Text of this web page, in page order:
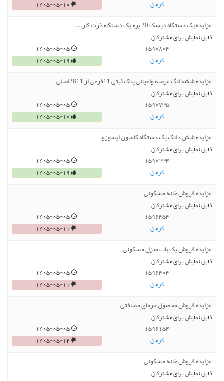
کرمان
1405-05-10
مزایده یک دستگاه دیسک 20 پره،یک دستگاه ذرت کار....
قابل نمایش برای مشترکان
1597873
کرمان
1405-05-05
1405-05-19
مزایده ششدانگ عرصه واعیانی پلاک ثبتی 11فرعی از 2811اصلی
قابل نمایش برای مشترکان
1597735
کرمان
1405-05-05
1405-05-17
مزایده شش دانگ یک دستگاه کامیون ایسوزو
قابل نمایش برای مشترکان
1597234
کرمان
1405-05-05
1405-05-19
مزایده فروش خانه مسکونی
قابل نمایش برای مشترکان
1596353
کرمان
1405-05-05
1405-05-11
مزایده فروش یک باب منزل مسکونی
قابل نمایش برای مشترکان
1596303
کرمان
1405-05-05
1405-05-11
مزایده فروش محصول خرمای مضافتی
قابل نمایش برای مشترکان
1596154
کرمان
1405-05-05
1405-05-12
مزایده فروش خانه مسکونی
قابل نمایش برای مشترکان